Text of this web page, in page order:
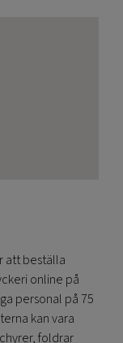
att beställa
online på
personal på 75
kan vara
foldrar